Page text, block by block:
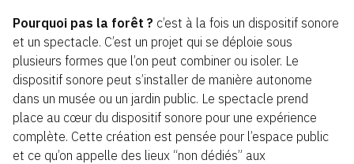
Pourquoi pas la forêt ? c’est à la fois un dispositif sonore
et un spectacle. C’est un projet qui se déploie sous
plusieurs formes que l’on peut combiner ou isoler. Le
dispositif sonore peut s’installer de manière autonome
dans un musée ou un jardin public. Le spectacle prend
place au cœur du dispositif sonore pour une expérience
complète. Cette création est pensée pour l’espace public
et ce qu’on appelle des lieux “non dédiés” aux